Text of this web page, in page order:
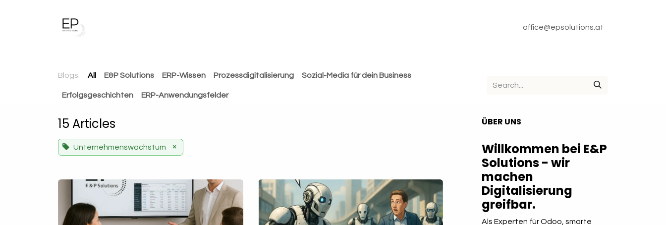
office@epsolutions.at
Blogs: All E&P Solutions ERP-Wissen Prozessdigitalisierung Sozial-Media für dein Business
Erfolgsgeschichten ERP-Anwendungsfelder
15 Articles
Unternehmenswachstum ×
ÜBER UNS
Willkommen bei E&P
Solutions - wir
machen
Digitalisierung
greifbar.
Als Experten für Odoo, smarte